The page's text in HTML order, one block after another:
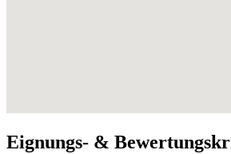
Eignungs- &